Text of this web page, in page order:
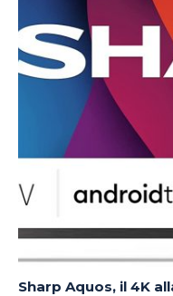
Sharp Aquos, il 4K